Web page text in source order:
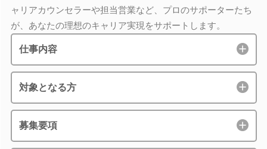
ャリアカウンセラーや担当営業など、プロのサポーターたち
が、あなたの理想のキャリア実現をサポートします。
仕事内容
対象となる方
募集要項